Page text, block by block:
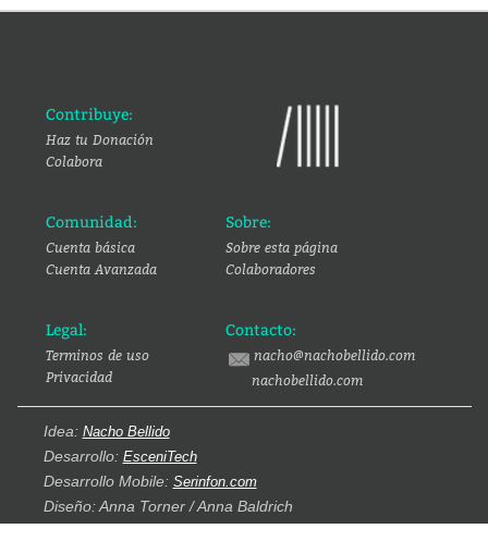
Contribuye:
Haz tu Donación
Colabora
Comunidad:
Cuenta básica
Cuenta Avanzada
Sobre:
Sobre esta página
Colaboradores
Legal:
Terminos de uso
Privacidad
Contacto:
nacho@nachobellido.com
nachobellido.com
Idea: Nacho Bellido
Desarrollo: EsceniTech
Desarrollo Mobile: Serinfon.com
Diseño: Anna Torner / Anna Baldrich